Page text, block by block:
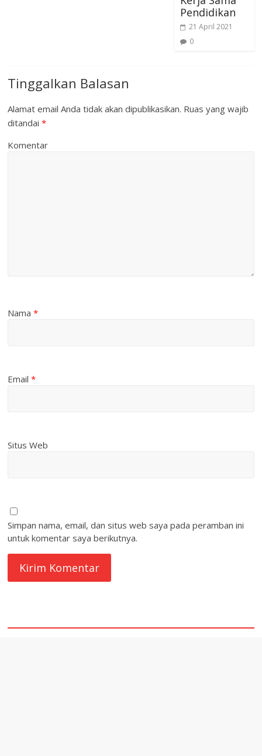
Pendidikan
21 April 2021
0
Tinggalkan Balasan
Alamat email Anda tidak akan dipublikasikan. Ruas yang wajib
ditandai*
Komentar
Nama*
Email*
Situs Web
Simpan nama, email, dan situs web saya pada peramban ini
untuk komentar saya berikutnya.